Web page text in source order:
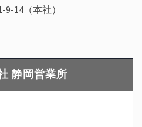
14（本社）
静岡営業所